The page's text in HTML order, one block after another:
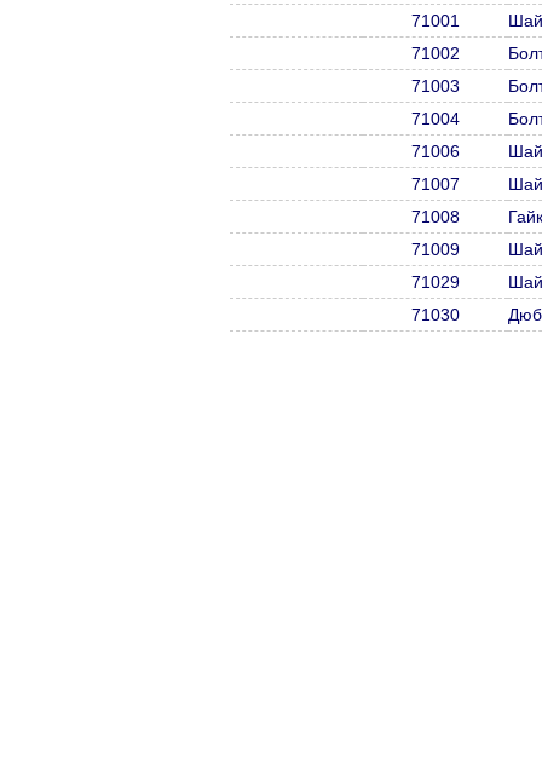
71001
71002
71003
71004
71006
71007
71008
71009
71029
71030